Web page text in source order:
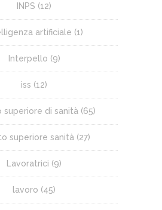
INPS (12)
artificiale (1)
Interpello (9)
iss (12)
superiore di sanità (65)
superiore sanità (27)
Lavoratrici (9)
lavoro (45)